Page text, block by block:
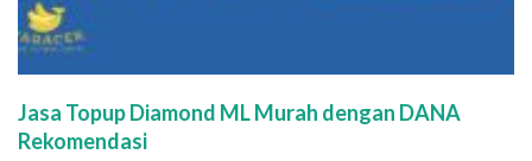
Jasa Topup Diamond ML Murah dengan DANA
Rekomendasi